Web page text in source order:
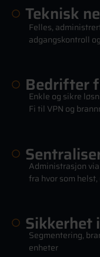
Teknisk
Felles,
adgangskontroll
Bedrifter
Enkle og sikre
Fi til VPN og
Administrasjon
fra hvor som
Sikkerhet
Segmentering,
enheter